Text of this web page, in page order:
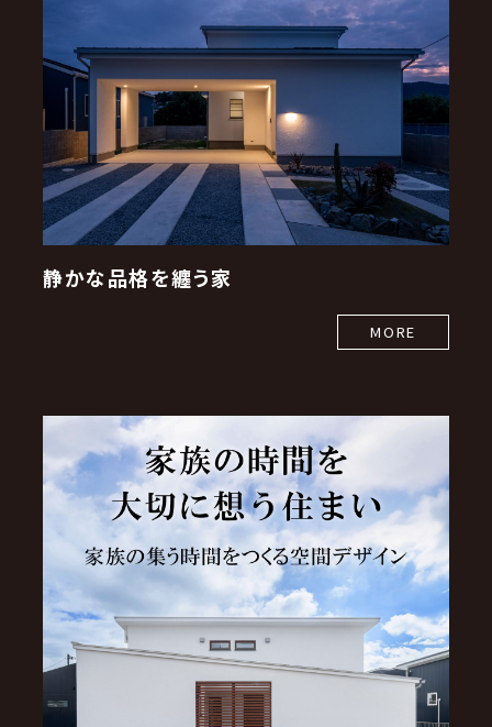
静かな品格を纏う家
MORE